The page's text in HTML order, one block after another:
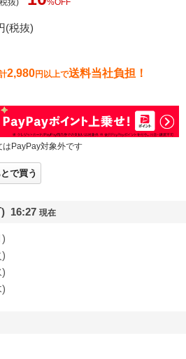
(税抜)
2,980円以上で送料当社負担！
PayPay対象外です
で買う
) 16:27 現在